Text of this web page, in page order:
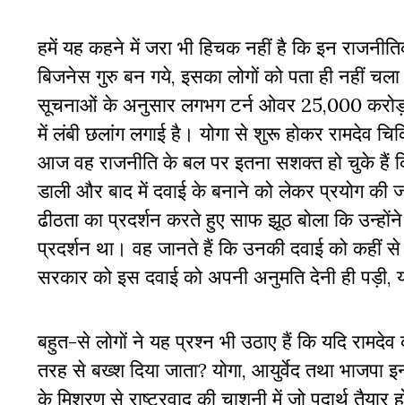
हमें यह कहने में जरा भी हिचक नहीं है कि इन
बिजनेस गुरु बन गये, इसका लोगों को पता ही नहीं
सूचनाओं के अनुसार लगभग टर्न ओवर 25,000 करोड़
में लंबी छलांग लगाई है। योगा से शुरू होकर रामदेव
आज वह राजनीति के बल पर इतना सशक्त हो चुके हैं
डाली और बाद में दवाई के बनाने को लेकर प्रयोग की
ढीठता का प्रदर्शन करते हुए साफ झूठ बोला कि
प्रदर्शन था। वह जानते हैं कि उनकी दवाई को कहीं
सरकार को इस दवाई को अपनी अनुमति देनी ही पड़ी,
बहुत-से लोगों ने यह प्रश्न भी उठाए हैं कि यदि
तरह से बख्श दिया जाता? योगा, आयुर्वेद तथा भाजपा
के मिश्रण से राष्ट्रवाद की चाशनी में जो पदार्थ तैयार